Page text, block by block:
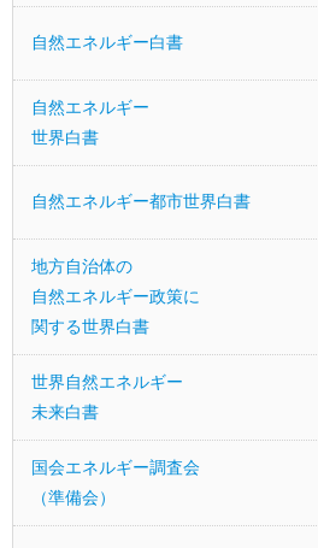
自然エネルギー白書
自然エネルギー
世界白書
自然エネルギー都市世界白書
地方自治体の
自然エネルギー政策に
関する世界白書
世界自然エネルギー
未来白書
国会エネルギー調査会
（準備会）